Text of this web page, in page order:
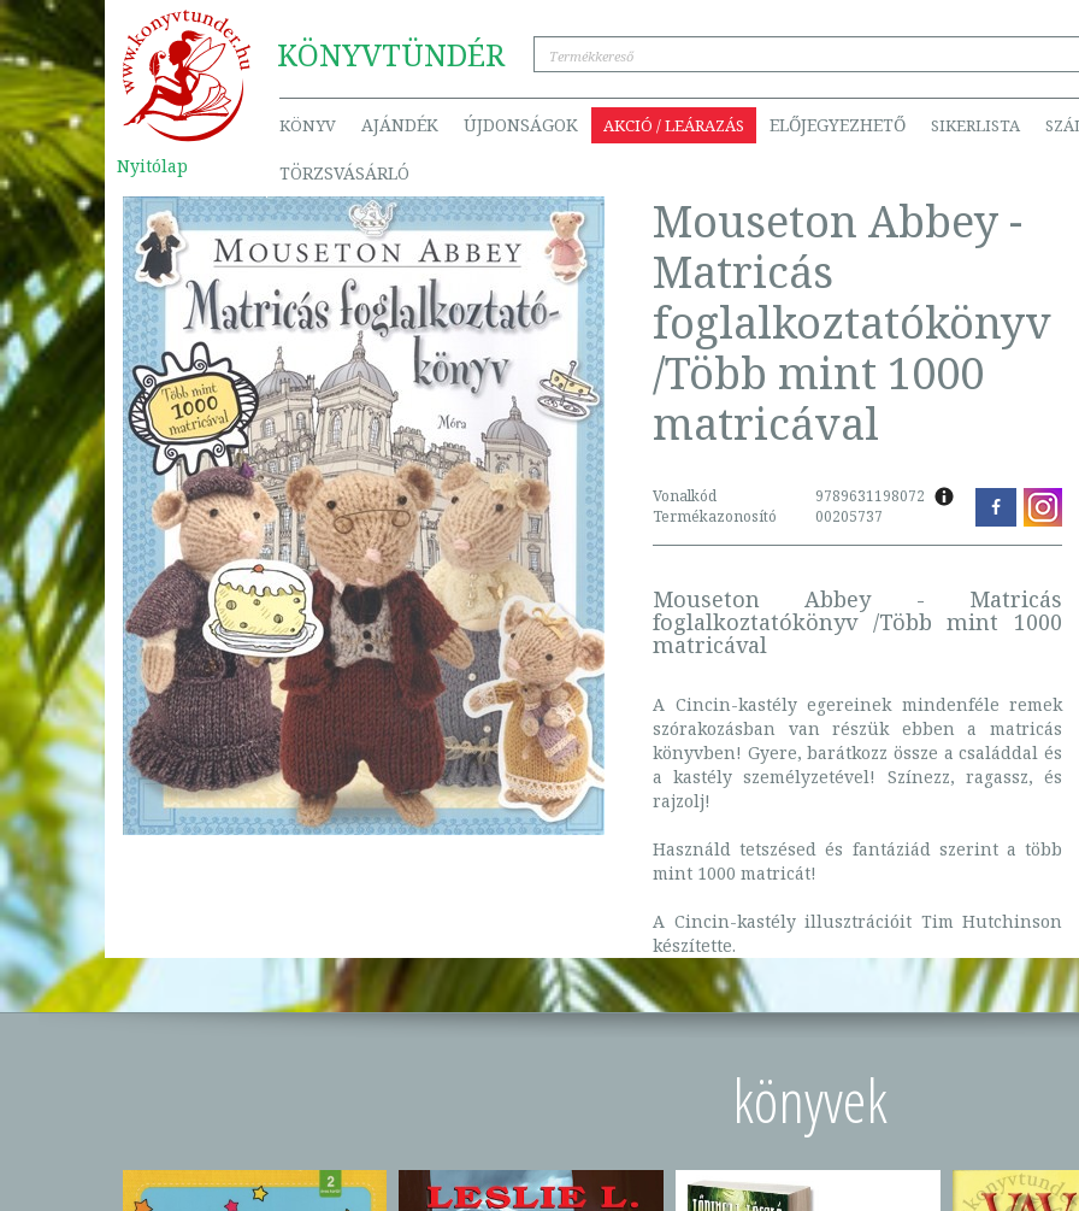
KÖNYVTÜNDÉR
KÖNYV AJÁNDÉK ÚJDONSÁGOK AKCIÓ / LEÁRAZÁS ELŐJEGYEZHETŐ SIKERLISTA
TÖRZSVÁSÁRLÓ
Nyitólap
Mouseton Abbey -
Matricás
foglalkoztatókönyv
/Több mint 1000
matricával
Vonalkód
9789631198072
Termékazonosító
00205737
Mouseton Abbey - Matricás
foglalkoztatókönyv /Több mint 1000
matricával
A Cincin-kastély egereinek mindenféle remek
szórakozásban van részük ebben a matricás
könyvben! Gyere, barátkozz össze a családdal és
a kastély személyzetével! Színezz, ragassz, és
rajzolj!
Használd tetszésed és fantáziád szerint a több
mint 1000 matricát!
A Cincin-kastély illusztrációit Tim Hutchinson
készítette.
könyvek